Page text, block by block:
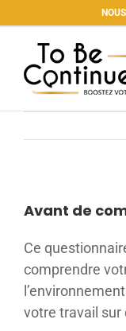
au
contenu
Avant de
Ce
comprendre
votre travail sur